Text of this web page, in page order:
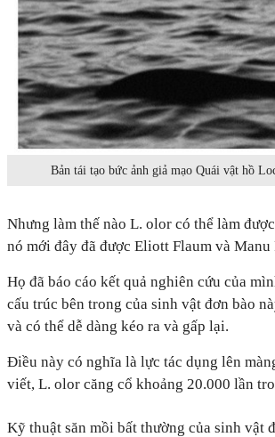
Bản tái tạo bức ảnh giả mạo Quái vật hồ
Nhưng làm thế nào L. olor có thể làm
nó mới đây đã được Eliott Flaum và Manu
Họ đã báo cáo kết quả nghiên cứu của
cấu trúc bên trong của sinh vật đơn bào
và có thể dễ dàng kéo ra và gấp lại.
Điều này có nghĩa là lực tác dụng lên
viết, L. olor căng cổ khoảng 20.000 lần
Kỹ thuật săn mồi bất thường của sinh vật